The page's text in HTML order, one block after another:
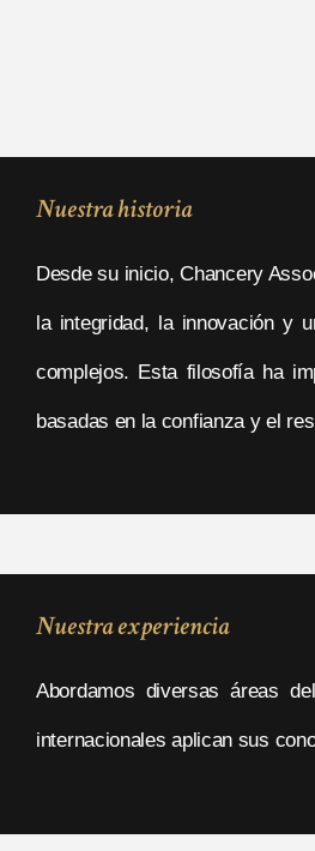
Nuestra historia
Desde su inicio, Chancery
la integridad, la innovación y
complejos. Esta filosofía ha
basadas en la confianza y el
Nuestra experiencia
Abordamos diversas áreas
internacionales aplican sus